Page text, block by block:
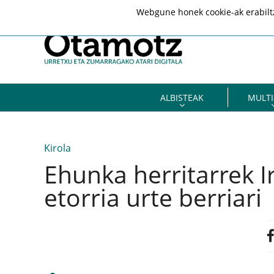
ALBISTEAK
Kirola
Ehunka herritarrek
etorria urte berriari
Webgune honek cookie-ak